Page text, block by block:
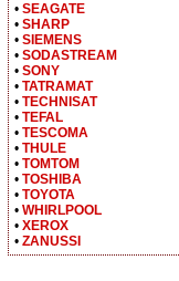
• SEAGATE
• SHARP
• SIEMENS
• SODASTREAM
• SONY
• TATRAMAT
• TECHNISAT
• TEFAL
• TESCOMA
• THULE
• TOMTOM
• TOSHIBA
• TOYOTA
• WHIRLPOOL
• XEROX
• ZANUSSI